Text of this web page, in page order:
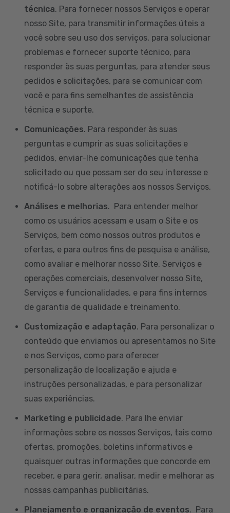
técnica. Para fornecer nossos Serviços e operar
nosso Site, para transmitir informações úteis a
você sobre seu uso dos serviços, para solucionar
problemas e fornecer suporte técnico, para
responder às suas perguntas, para atender seus
pedidos e solicitações, para se comunicar com
você e para fins semelhantes de assistência
técnica e suporte.
Comunicações. Para responder às suas
perguntas e cumprir as suas solicitações e
pedidos, enviar-lhe comunicações que tenha
solicitado ou que possam ser do seu interesse e
notificá-lo sobre alterações aos nossos Serviços.
Análises e melhorias. Para entender melhor
como os usuários acessam e usam o Site e os
Serviços, bem como nossos outros produtos e
ofertas, e para outros fins de pesquisa e análise,
como avaliar e melhorar nosso Site, Serviços e
operações comerciais, desenvolver nosso Site,
Serviços e funcionalidades, e para fins internos
de garantia de qualidade e treinamento.
Customização e adaptação. Para personalizar o
conteúdo que enviamos ou apresentamos no Site
e nos Serviços, como para oferecer
personalização de localização e ajuda e
instruções personalizadas, e para personalizar
suas experiências.
Marketing e publicidade. Para lhe enviar
informações sobre os nossos Serviços, tais como
ofertas, promoções, boletins informativos e
quaisquer outras informações que concorde em
receber, e para gerir, analisar, medir e melhorar as
nossas campanhas publicitárias.
Planejamento e organização de eventos. Para